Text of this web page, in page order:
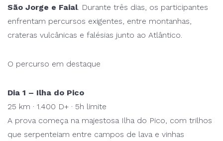
São Jorge e Faial. Durante três dias, os participantes
enfrentam percursos exigentes, entre montanhas,
crateras vulcânicas e falésias junto ao Atlântico.
O percurso em destaque
Dia 1 – Ilha do Pico
25 km · 1.400 D+ · 5h limite
A prova começa na majestosa Ilha do Pico, com trilhos
que serpenteiam entre campos de lava e vinhas